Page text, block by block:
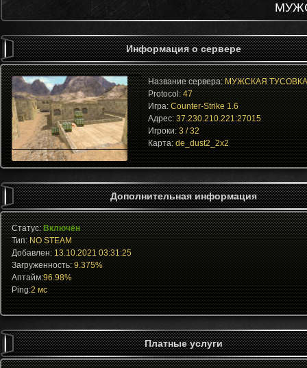
Информация о сервере
Название сервера:МУЖСКАЯ
Protocol:47
Игра:Counter-Strike 1.6
Адрес: 37.230.210.221:27015
Игроки:3 / 32
Карта: de_dust2_2x2
Дополнительная информация
Статус: Включён
Тип:NO STEAM
Добавлен:13.10.2021 03:31:25
Загруженность:9.375%
Аптайм:96.98%
Ping:2 мс
Платные услуги